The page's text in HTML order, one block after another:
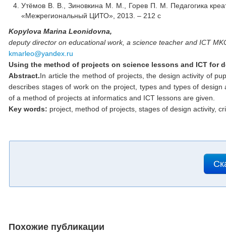
Утёмов В. В., Зиновкина М. М., Горев П. М. Педагогика
«Межрегиональный ЦИТО», 2013. – 212 с
Kopylova Marina Leonidovna,
deputy director on educational work, a science teacher and ICT
kmarleo@yandex.ru
Using the method of projects on science lessons and ICT for
Abstract.In article the method of projects, the design activity of
describes stages of work on the project, types and types of
of a method of projects at informatics and ICT lessons are given.
Key words: project, method of projects, stages of design activity,
Похожие публикации